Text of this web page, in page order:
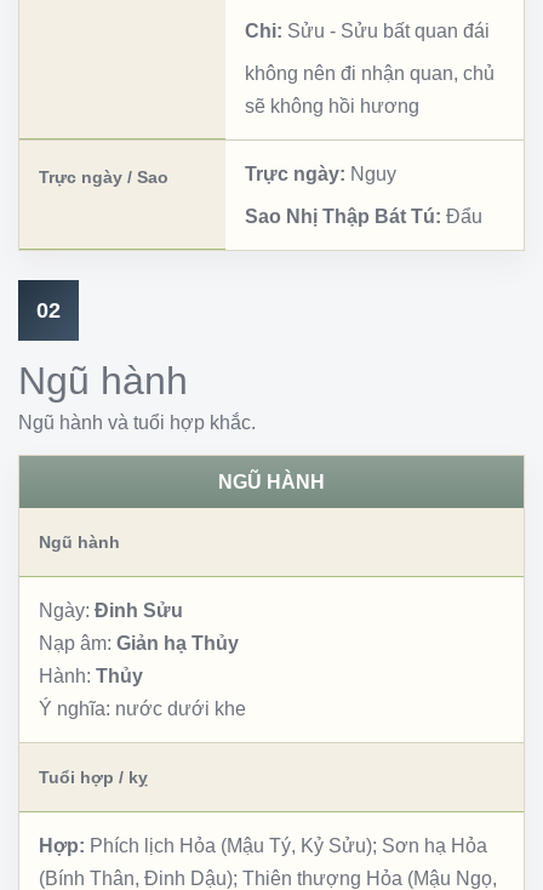
Chi: Sửu - Sửu bất quan đái
không nên đi nhận quan, chủ
sẽ không hồi hương
Trực ngày / Sao Trực ngày: Nguy
Sao Nhị Thập Bát Tú: Đẩu
02
Ngũ hành
Ngũ hành và tuổi hợp khắc.
NGŨ HÀNH
Ngũ hành
Ngày: Đinh Sửu
Nạp âm: Giản hạ Thủy
Hành: Thủy
Ý nghĩa: nước dưới khe
Tuổi hợp / kỵ
Hợp: Phích lịch Hỏa (Mậu Tý, Kỷ Sửu); Sơn hạ Hỏa
(Bính Thân, Đinh Dậu); Thiên thượng Hỏa (Mậu Ngọ,